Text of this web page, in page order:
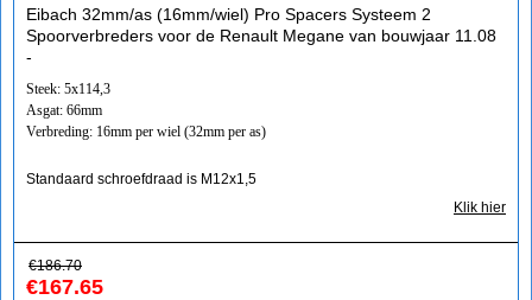
Eibach 32mm/as (16mm/wiel) Pro Spacers Systeem 2
Spoorverbreders voor de Renault Megane van bouwjaar 11.08
-
Steek: 5x114,3
Asgat: 66mm
Verbreding: 16mm per wiel (32mm per as)
Standaard schroefdraad is M12x1,5
Klik hier
€186.70
€167.65